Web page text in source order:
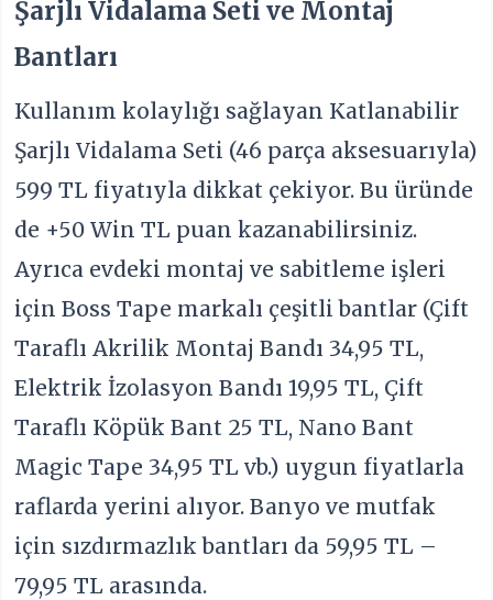
Şarjlı Vidalama Seti ve Montaj
Bantları
Kullanım kolaylığı sağlayan Katlanabilir
Şarjlı Vidalama Seti (46 parça aksesuarıyla)
599 TL fiyatıyla dikkat çekiyor. Bu üründe
de +50 Win TL puan kazanabilirsiniz.
Ayrıca evdeki montaj ve sabitleme işleri
için Boss Tape markalı çeşitli bantlar (Çift
Taraflı Akrilik Montaj Bandı 34,95 TL,
Elektrik İzolasyon Bandı 19,95 TL, Çift
Taraflı Köpük Bant 25 TL, Nano Bant
Magic Tape 34,95 TL vb.) uygun fiyatlarla
raflarda yerini alıyor. Banyo ve mutfak
için sızdırmazlık bantları da 59,95 TL –
79,95 TL arasında.